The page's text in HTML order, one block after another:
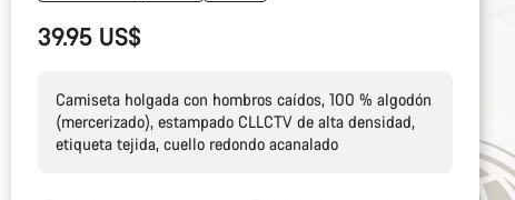
39.95 US$
Camiseta holgada con hombros caídos, 100 % algodón
(mercerizado), estampado CLLCTV de alta densidad,
etiqueta tejida, cuello redondo acanalado